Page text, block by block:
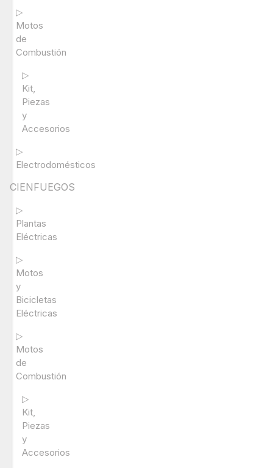
▷
Motos
de
Combustión
▷
Kit,
Piezas
y
Accesorios
▷
Electrodomésticos
CIENFUEGOS
▷
Plantas
Eléctricas
▷
Motos
y
Bicicletas
Eléctricas
▷
Motos
de
Combustión
▷
Kit,
Piezas
y
Accesorios